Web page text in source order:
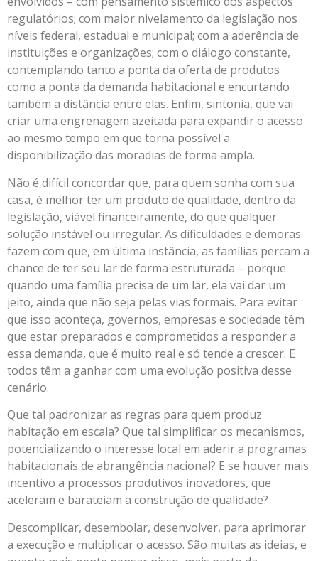
regulatórios; com maior nivelamento da legislação nos
níveis federal, estadual e municipal; com a aderência de
instituições e organizações; com o diálogo constante,
contemplando tanto a ponta da oferta de produtos
como a ponta da demanda habitacional e encurtando
também a distância entre elas. Enfim, sintonia, que vai
criar uma engrenagem azeitada para expandir o acesso
ao mesmo tempo em que torna possível a
disponibilização das moradias de forma ampla.
Não é difícil concordar que, para quem sonha com sua
casa, é melhor ter um produto de qualidade, dentro da
legislação, viável financeiramente, do que qualquer
solução instável ou irregular. As dificuldades e demoras
fazem com que, em última instância, as famílias percam a
chance de ter seu lar de forma estruturada – porque
quando uma família precisa de um lar, ela vai dar um
jeito, ainda que não seja pelas vias formais. Para evitar
que isso aconteça, governos, empresas e sociedade têm
que estar preparados e comprometidos a responder a
essa demanda, que é muito real e só tende a crescer. E
todos têm a ganhar com uma evolução positiva desse
cenário.
Que tal padronizar as regras para quem produz
habitação em escala? Que tal simplificar os mecanismos,
potencializando o interesse local em aderir a programas
habitacionais de abrangência nacional? E se houver mais
incentivo a processos produtivos inovadores, que
aceleram e barateiam a construção de qualidade?
Descomplicar, desembolar, desenvolver, para aprimorar
a execução e multiplicar o acesso. São muitas as ideias, e